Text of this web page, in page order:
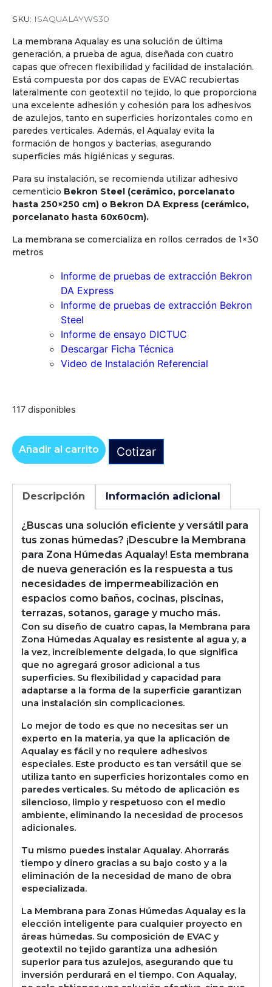
SKU: ISAQUALAYWS30
La membrana Aqualay es una solución de última
generación, a prueba de agua, diseñada con cuatro
capas que ofrecen flexibilidad y facilidad de instalación.
Está compuesta por dos capas de EVAC recubiertas
lateralmente con geotextil no tejido, lo que proporciona
una excelente adhesión y cohesión para los adhesivos
de azulejos, tanto en superficies horizontales como en
paredes verticales. Además, el Aqualay evita la
formación de hongos y bacterias, asegurando
superficies más higiénicas y seguras.
Para su instalación, se recomienda utilizar adhesivo
cementicio Bekron Steel (cerámico, porcelanato
hasta 250×250 cm) o Bekron DA Express (cerámico,
porcelanato hasta 60x60cm).
La membrana se comercializa en rollos cerrados de 1×30
metros
Informe de pruebas de extracción Bekron
DA Express
Informe de pruebas de extracción Bekron
Steel
Informe de ensayo DICTUC
Descargar Ficha Técnica
Video de Instalación Referencial
117 disponibles
Añadir al carrito Cotizar
Descripción Información adicional
¿Buscas una solución eficiente y versátil para
tus zonas húmedas? ¡Descubre la Membrana
para Zona Húmedas Aqualay! Esta membrana
de nueva generación es la respuesta a tus
necesidades de impermeabilización en
espacios como baños, cocinas, piscinas,
terrazas, sotanos, garage y mucho más.
Con su diseño de cuatro capas, la Membrana para
Zona Húmedas Aqualay es resistente al agua y, a
la vez, increíblemente delgada, lo que significa
que no agregará grosor adicional a tus
superficies. Su flexibilidad y capacidad para
adaptarse a la forma de la superficie garantizan
una instalación sin complicaciones.
Lo mejor de todo es que no necesitas ser un
experto en la materia, ya que la aplicación de
Aqualay es fácil y no requiere adhesivos
especiales. Este producto es tan versátil que se
utiliza tanto en superficies horizontales como en
paredes verticales. Su método de aplicación es
silencioso, limpio y respetuoso con el medio
ambiente, eliminando la necesidad de procesos
adicionales.
Tu mismo puedes instalar Aqualay. Ahorrarás
tiempo y dinero gracias a su bajo costo y a la
eliminación de la necesidad de mano de obra
especializada.
La Membrana para Zonas Húmedas Aqualay es la
elección inteligente para cualquier proyecto en
áreas húmedas. Su composición de EVAC y
geotextil no tejido garantiza una adhesión
superior para tus azulejos, asegurando que tu
inversión perdurará en el tiempo. Con Aqualay,